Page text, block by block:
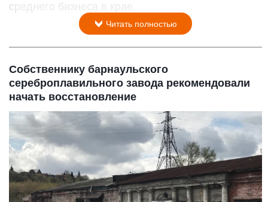
среднего бизнеса в крае.
Читать полностью
Собственнику барнаульского
сереброплавильного завода рекомендовали
начать восстановление